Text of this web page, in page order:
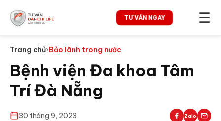
TƯ VẤN NGAY ☰
Trang chủ›Bảo lãnh trong nước
Bệnh viện Đa khoa Tâm
Trí Đà Nẵng
30 tháng 9, 2023 Zalo